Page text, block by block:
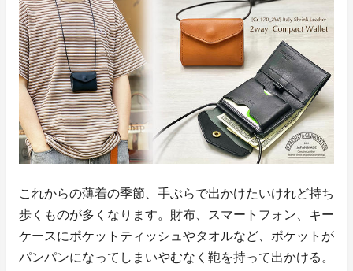
これからの薄着の季節、手ぶらで出かけたいけれど持ち
歩くものが多くなります。財布、スマートフォン、キー
ケースにポケットティッシュやタオルなど、ポケットが
パンパンになってしまいやむなく鞄を持って出かける。